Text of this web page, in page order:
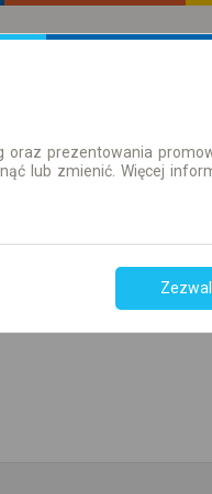
oraz prezentowania
lub zmienić. Więcej